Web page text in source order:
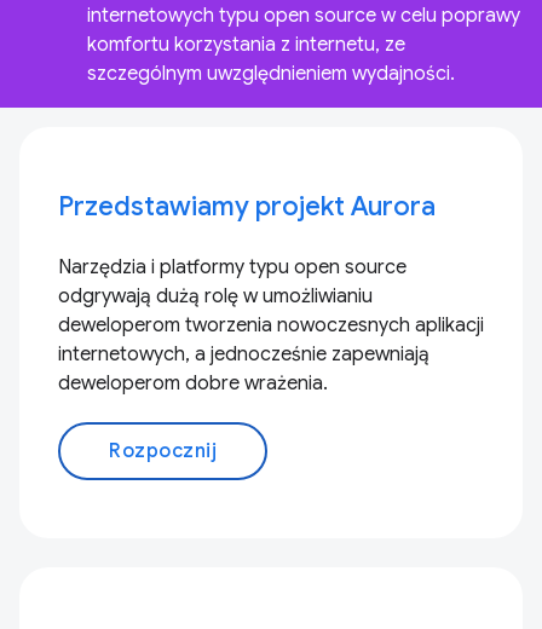
internetowych typu open source w celu poprawy
komfortu korzystania z internetu, ze
szczególnym uwzględnieniem wydajności.
Przedstawiamy projekt Aurora
Narzędzia i platformy typu open source
odgrywają dużą rolę w umożliwianiu
deweloperom tworzenia nowoczesnych aplikacji
internetowych, a jednocześnie zapewniają
deweloperom dobre wrażenia.
Rozpocznij